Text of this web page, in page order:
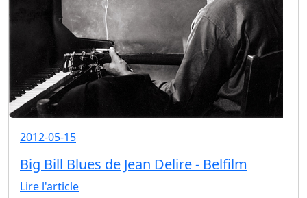
2012-05-15
Big Bill Blues de Jean Delire - Belfilm
Lire l'article